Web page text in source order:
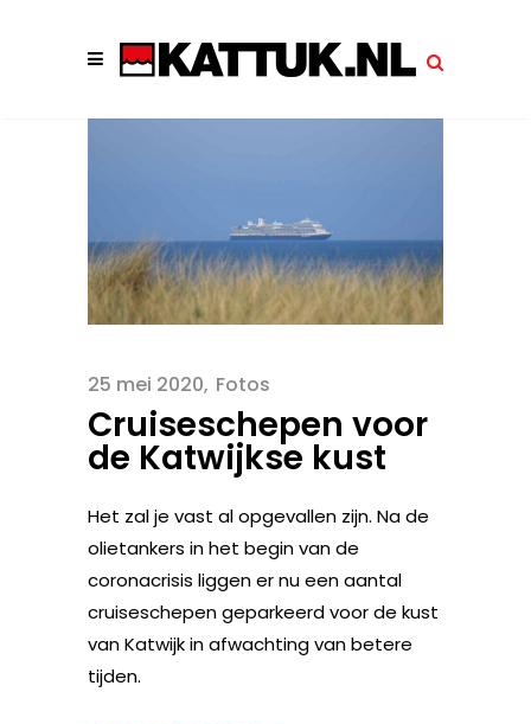
25 mei 2020 Fotos
Cruiseschepen voor
de Katwijkse kust
Het zal je vast al opgevallen zijn. Na de
olietankers in het begin van de
coronacrisis liggen er nu een aantal
cruiseschepen geparkeerd voor de kust
van Katwijk in afwachting van betere
tijden.